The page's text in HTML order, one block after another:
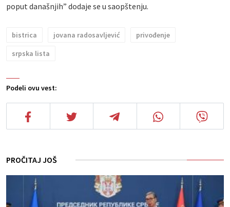
Podeli ovu vest:
poput današnjih” dodaje se u saopštenju.
bistrica jovana radosavljević
privođenje
srpska lista
PROČITAJ JOŠ